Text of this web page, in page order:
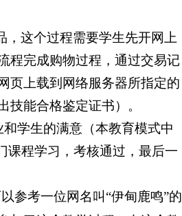
，这个过程需要学生先开网上
程完成购物过程，通过交易记
页上载到网络服务器所指定的
能合格鉴定证书）。
学生的满意（本教育模式中
课程学习，考核通过，最后一
参考一位网名叫 “伊甸鹿鸣”的